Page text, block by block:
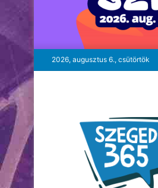
2026, augusztus 6., csütörtök